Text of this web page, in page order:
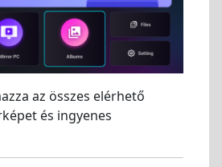
az összes elérhető
és ingyenes